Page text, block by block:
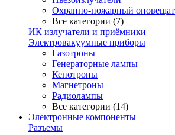
Охранно-пожарный
Все категории (7)
ИК излучатели и приёмники
Электровакуумные приборы
Газотроны
Генераторные лампы
Кенотроны
Магнетроны
Радиолампы
Все категории (14)
Электронные компоненты
Разъемы